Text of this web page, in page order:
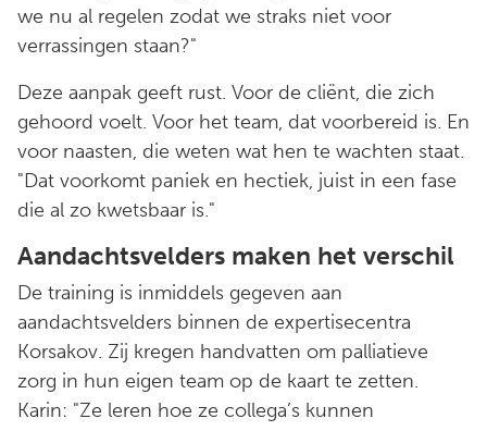
we nu al regelen zodat we straks niet voor
verrassingen staan?"
Deze aanpak geeft rust. Voor de cliënt, die zich
gehoord voelt. Voor het team, dat voorbereid is. En
voor naasten, die weten wat hen te wachten staat.
"Dat voorkomt paniek en hectiek, juist in een fase
die al zo kwetsbaar is."
Aandachtsvelders maken het verschil
De training is inmiddels gegeven aan
aandachtsvelders binnen de expertisecentra
Korsakov. Zij kregen handvatten om palliatieve
zorg in hun eigen team op de kaart te zetten.
Karin: "Ze leren hoe ze collega’s kunnen